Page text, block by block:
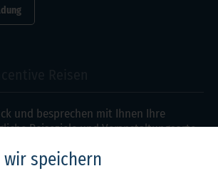
wir speichern
und besprechen mit Ihnen Ihre
Reiseziele und Veranstaltungsorte